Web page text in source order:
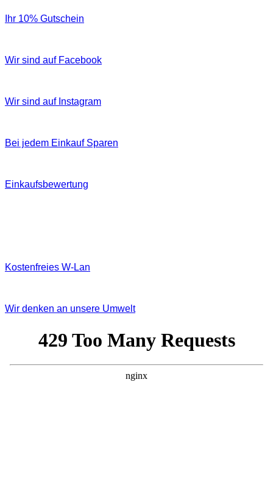
Ihr 10% Gutschein
Wir sind auf Facebook
Wir sind auf Instagram
Bei jedem Einkauf Sparen
Einkaufsbewertung
Kostenfreies W‐Lan
Wir denken an unsere Umwelt